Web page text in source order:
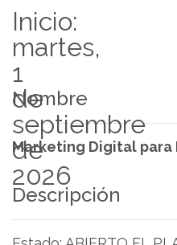
Inicio:
martes,
1
de
septiembre
de
2026
Nombre
Marketing Digital para
Descripción